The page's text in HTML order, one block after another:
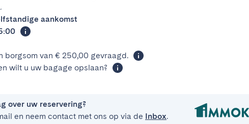
.
aankomst
borgsom van € 250,00 gevraagd.
wilt u uw bagage opslaan?
over uw reservering?
en neem contact met ons op via de Inbox.